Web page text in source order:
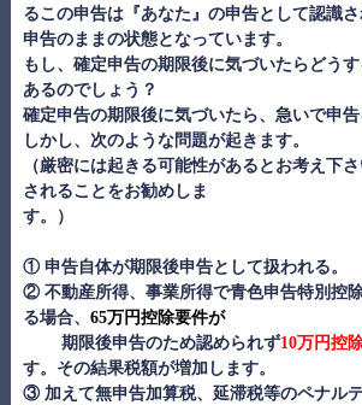
るこの申告は『あなた』の申告として認識
申告のままの状態となっています。
もし、確定申告の期限後に気づいたらどう
あるのでしょう？
確定申告の期限後に気づいたら、急いで申告
しかし、次のような問題が起きます。
（厳密には起きる可能性があるとお考え下
されることをお勧めしま
す。
① 申告自体が期限後申告として扱われる。
② 不動産所得、事業所得で青色申告特別控
る場合、 65万円控除要件が
期限後申告のため認められず10万円控
す。その結果税額が増加します。
③ 加えて無申告加算税、延滞税等のペナル